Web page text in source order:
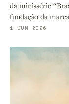
da minissérie
fundação da marca
1 JUN 2026